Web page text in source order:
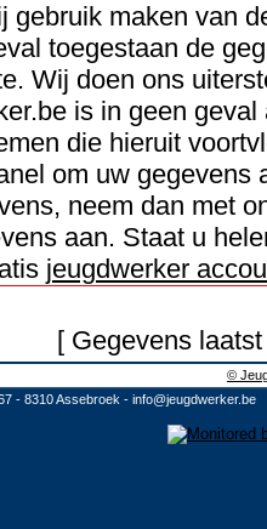
gebruik maken van
toegestaan de
Wij doen ons
is in geen
die hieruit
om uw
neem dan met
aan. Staat u
jeugdwerker
[ Gegevens
©
- 8310 Assebroek - info@jeugdwerker.be